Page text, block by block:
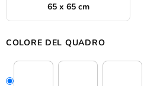
65 x 65 cm
COLORE DEL QUADRO